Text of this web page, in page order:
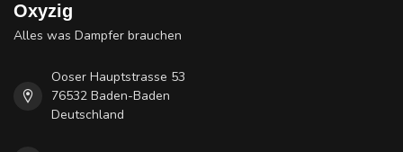
Oxyzig
Alles was Dampfer brauchen
Ooser Hauptstrasse 53
76532 Baden-Baden
Deutschland